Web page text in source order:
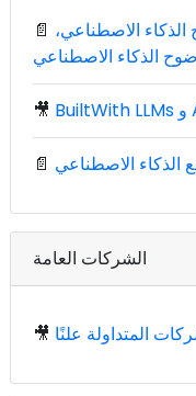
📄 الذكاء الاصطناعي،
الذكاء الاصطناعي
🎥
📄 الذكاء الاصطناعي
الشركات العامة
🎥 المتداولة علنًا